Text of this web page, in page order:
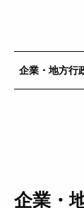
企業・地方行
企業・